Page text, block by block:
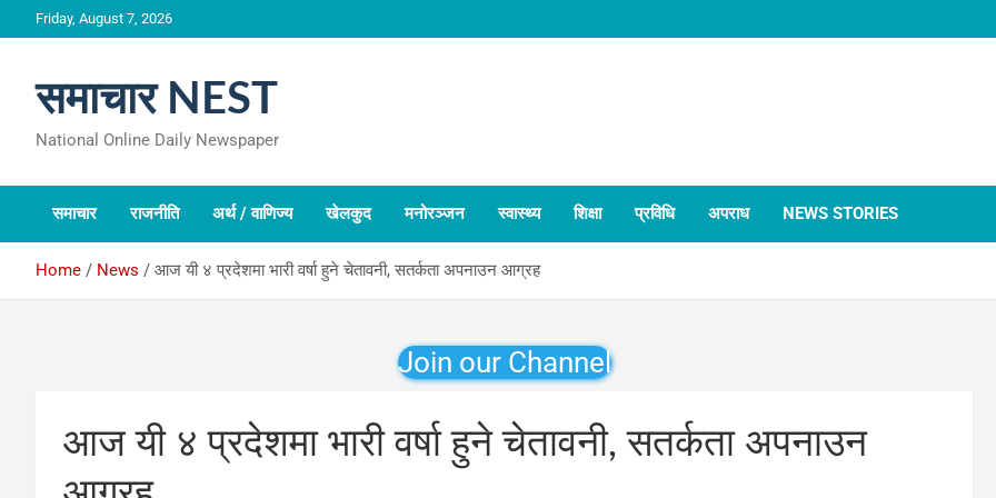
to
Friday, August 7, 2026
समाचार NEST
National Online Daily Newspaper
समाचार राजनीति अर्थ / वाणिज्य खेलकुद मनोरञ्जन स्वास्थ्य शिक्षा प्रविधि अपराध NEWS STORIES
Home News आज यी ४ प्रदेशमा भारी वर्षा हुने चेतावनी, सतर्कता अपनाउन आग्रह
Join our Channel
आज यी ४ प्रदेशमा भारी वर्षा हुने चेतावनी, सतर्कता अपनाउन